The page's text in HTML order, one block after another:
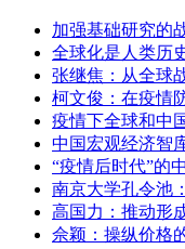
加强基础研究的
全球化是人类历
张继焦：从全球
柯文俊：在疫情
疫情下全球和中
中国宏观经济智
“疫情后时代”的
南京大学孔令池
高国力：推动形
佘颖：操纵价格